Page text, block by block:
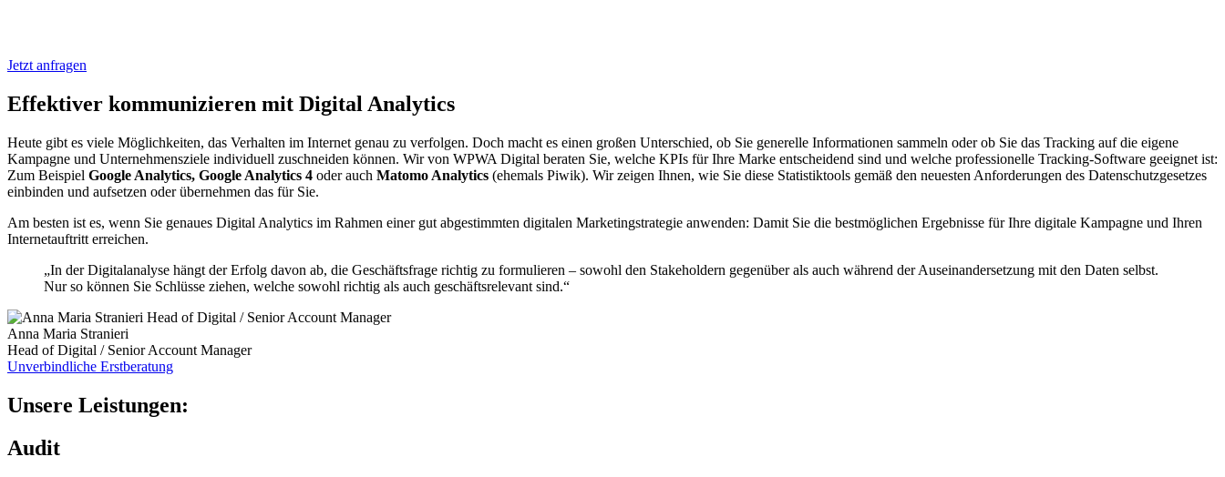
Jetzt anfragen
Effektiver kommunizieren mit Digital Analytics
Heute gibt es viele Möglichkeiten, das Verhalten im Internet genau zu verfolgen. Doch macht es einen großen Unterschied, ob Sie generelle Informationen sammeln oder ob Sie das Tracking auf die eigene
Kampagne und Unternehmensziele individuell zuschneiden können. Wir von WPWA Digital beraten Sie, welche KPIs für Ihre Marke entscheidend sind und welche professionelle Tracking-Software geeignet ist:
Zum Beispiel Google Analytics, Google Analytics 4 oder auch Matomo Analytics (ehemals Piwik). Wir zeigen Ihnen, wie Sie diese Statistiktools gemäß den neuesten Anforderungen des Datenschutzgesetzes
einbinden und aufsetzen oder übernehmen das für Sie.
Am besten ist es, wenn Sie genaues Digital Analytics im Rahmen einer gut abgestimmten digitalen Marketingstrategie anwenden: Damit Sie die bestmöglichen Ergebnisse für Ihre digitale Kampagne und Ihren
Internetauftritt erreichen.
„In der Digitalanalyse hängt der Erfolg davon ab, die Geschäftsfrage richtig zu formulieren – sowohl den Stakeholdern gegenüber als auch während der Auseinandersetzung mit den Daten selbst.
Nur so können Sie Schlüsse ziehen, welche sowohl richtig als auch geschäftsrelevant sind.“
Anna Maria Stranieri
Head of Digital / Senior Account Manager
Unverbindliche Erstberatung
Unsere Leistungen:
Audit